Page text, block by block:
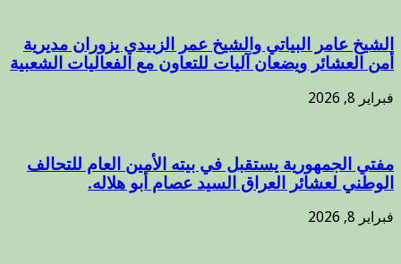
الشيخ عامر البياتي والشيخ عمر الزبيدي يزوران مديرية
أمن العشائر ويضعان آليات للتعاون مع الفعاليات الشعبية
فبراير 8, 2026
مفتي الجمهورية يستقبل في بيته الأمين العام للتحالف
الوطني لعشائر العراق السيد عصام أبو هلاله.
فبراير 8, 2026